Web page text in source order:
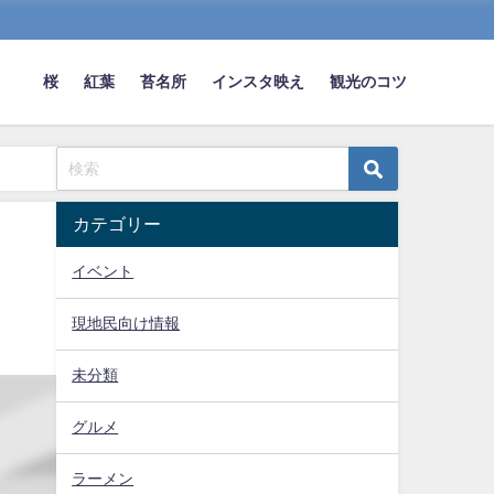
桜 紅葉 苔名所 インスタ映え 観光のコツ
カテゴリー
イベント
現地民向け情報
未分類
グルメ
ラーメン